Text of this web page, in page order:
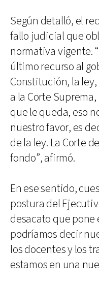
Según detalló, el
fallo judicial que
normativa vigente.
último recurso al
Constitución, la
a la Corte
que le queda, eso
nuestro favor, es
de la ley. La Corte
fondo”, afirmó.
En ese sentido,
postura del
desacato que pone
podríamos decir
los docentes y los
estamos en una